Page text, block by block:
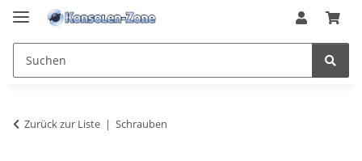
Zurück zur Liste Schrauben